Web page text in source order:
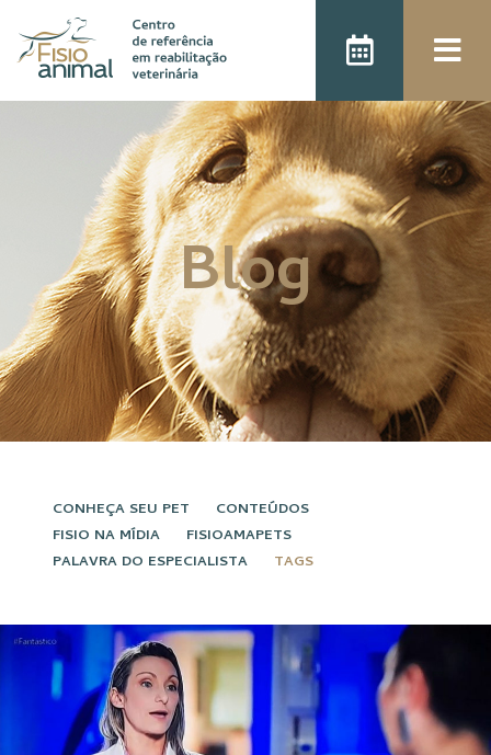
Blog
CONHEÇA SEU PET
CONTEÚDOS
FISIO NA MÍDIA
FISIOAMAPETS
PALAVRA DO ESPECIALISTA
TAGS